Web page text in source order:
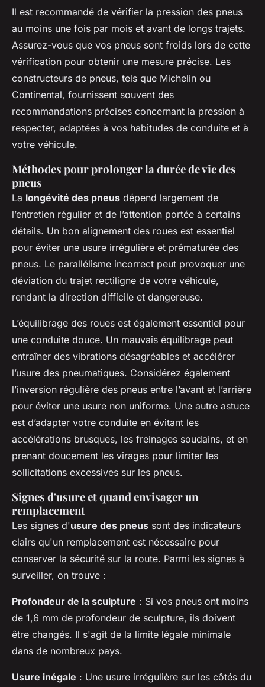
Il est recommandé de vérifier la pression des pneus
au moins une fois par mois et avant de longs trajets.
Assurez-vous que vos pneus sont froids lors de cette
vérification pour obtenir une mesure précise. Les
constructeurs de pneus, tels que Michelin ou
Continental, fournissent souvent des
recommandations précises concernant la pression à
respecter, adaptées à vos habitudes de conduite et à
votre véhicule.
Méthodes pour prolonger la durée de vie des
pneus
La longévité des pneus dépend largement de
l’entretien régulier et de l’attention portée à certains
détails. Un bon alignement des roues est essentiel
pour éviter une usure irrégulière et prématurée des
pneus. Le parallélisme incorrect peut provoquer une
déviation du trajet rectiligne de votre véhicule,
rendant la direction difficile et dangereuse.
L’équilibrage des roues est également essentiel pour
une conduite douce. Un mauvais équilibrage peut
entraîner des vibrations désagréables et accélérer
l’usure des pneumatiques. Considérez également
l’inversion régulière des pneus entre l’avant et l’arrière
pour éviter une usure non uniforme. Une autre astuce
est d’adapter votre conduite en évitant les
accélérations brusques, les freinages soudains, et en
prenant doucement les virages pour limiter les
sollicitations excessives sur les pneus.
Signes d'usure et quand envisager un
remplacement
Les signes d'usure des pneus sont des indicateurs
clairs qu'un remplacement est nécessaire pour
conserver la sécurité sur la route. Parmi les signes à
surveiller, on trouve :
Profondeur de la sculpture : Si vos pneus ont moins
de 1,6 mm de profondeur de sculpture, ils doivent
être changés. Il s'agit de la limite légale minimale
dans de nombreux pays.
Usure inégale : Une usure irrégulière sur les côtés du